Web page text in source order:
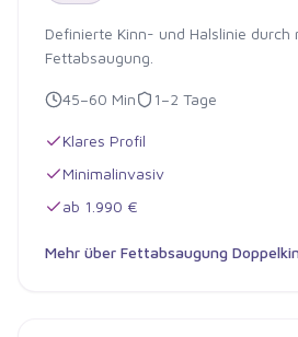
Definierte Kinn- und Halslinie durch
Fettabsaugung.
45–60 Min 1–2 Tage
Klares Profil
Minimalinvasiv
ab 1.990 €
Mehr über Fettabsaugung